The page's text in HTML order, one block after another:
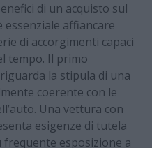
di un acquisto sul
essenziale affiancare
di accorgimenti capaci
tempo. Il primo
la stipula di una
coerente con le
Una vettura con
esigenze di tutela
frequente esposizione a